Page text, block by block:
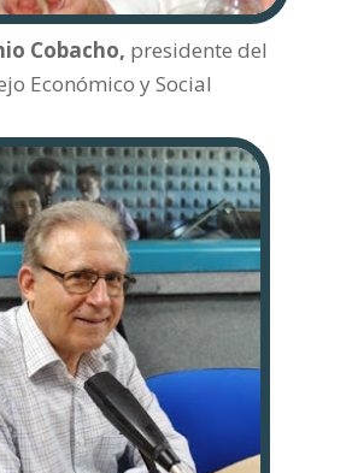
Cobacho, presidente del
Económico y Social